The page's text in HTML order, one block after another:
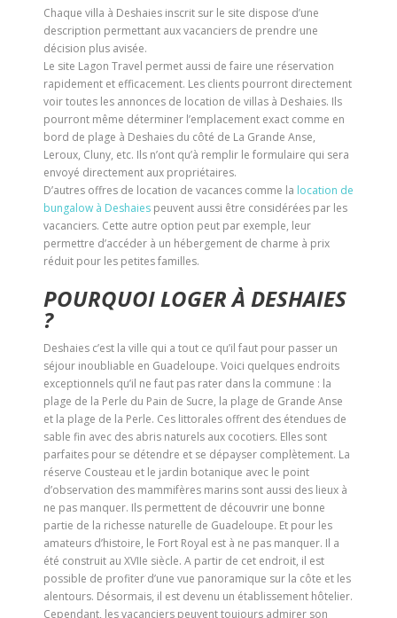
Chaque villa à Deshaies inscrit sur le site dispose d’une
description permettant aux vacanciers de prendre une
décision plus avisée.
Le site Lagon Travel permet aussi de faire une réservation
rapidement et efficacement. Les clients pourront directement
voir toutes les annonces de location de villas à Deshaies. Ils
pourront même déterminer l’emplacement exact comme en
bord de plage à Deshaies du côté de La Grande Anse,
Leroux, Cluny, etc. Ils n’ont qu’à remplir le formulaire qui sera
envoyé directement aux propriétaires.
D’autres offres de location de vacances comme la location de
bungalow à Deshaies peuvent aussi être considérées par les
vacanciers. Cette autre option peut par exemple, leur
permettre d’accéder à un hébergement de charme à prix
réduit pour les petites familles.
POURQUOI LOGER À DESHAIES
?
Deshaies c’est la ville qui a tout ce qu’il faut pour passer un
séjour inoubliable en Guadeloupe. Voici quelques endroits
exceptionnels qu’il ne faut pas rater dans la commune : la
plage de la Perle du Pain de Sucre, la plage de Grande Anse
et la plage de la Perle. Ces littorales offrent des étendues de
sable fin avec des abris naturels aux cocotiers. Elles sont
parfaites pour se détendre et se dépayser complètement. La
réserve Cousteau et le jardin botanique avec le point
d’observation des mammifères marins sont aussi des lieux à
ne pas manquer. Ils permettent de découvrir une bonne
partie de la richesse naturelle de Guadeloupe. Et pour les
amateurs d’histoire, le Fort Royal est à ne pas manquer. Il a
été construit au XVIIe siècle. A partir de cet endroit, il est
possible de profiter d’une vue panoramique sur la côte et les
alentours. Désormais, il est devenu un établissement hôtelier.
Cependant, les vacanciers peuvent toujours admirer son